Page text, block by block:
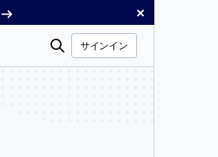
✕
検
サインイン